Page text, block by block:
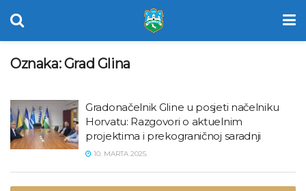
Oznaka:Grad Glina
Gradonačelnik Gline u posjeti načelniku
Horvatu: Razgovori o aktuelnim
projektima i prekograničnoj saradnji
10. MARTA 2025.